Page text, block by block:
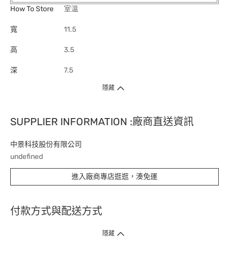
How To Store
室溫
寬 11.5
高 3.5
深 7.5
隱藏
SUPPLIER INFORMATION :廠商直送資訊
中景科技股份有限公司
undefined
進入廠商專店逛逛，湊免運
付款方式與配送方式
隱藏